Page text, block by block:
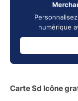
numérique
Carte Sd Icône